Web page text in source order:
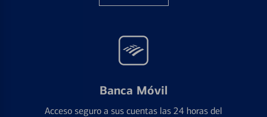
Banca Móvil
Acceso seguro a sus cuentas las 24 horas del